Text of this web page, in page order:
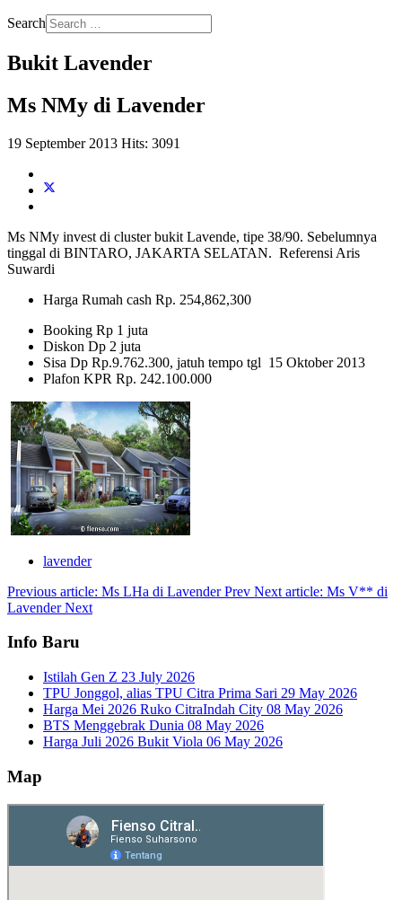
Search
Bukit Lavender
Ms NMy di Lavender
19 September 2013 Hits: 3091
Ms NMy invest di cluster bukit Lavende, tipe 38/90. Sebelumnya
tinggal di BINTARO, JAKARTA SELATAN. Referensi Aris
Suwardi
Harga Rumah cash Rp. 254,862,300
Booking Rp 1 juta
Diskon Dp 2 juta
Sisa Dp Rp.9.762.300, jatuh tempo tgl 15 Oktober 2013
Plafon KPR Rp. 242.100.000
lavender
Previous article: Ms LHa di LavenderPrev Next article: Ms V** di
LavenderNext
Info Baru
Istilah Gen Z 23 July 2026
TPU Jonggol, alias TPU Citra Prima Sari 29 May 2026
Harga Mei 2026 Ruko CitraIndah City 08 May 2026
BTS Menggebrak Dunia 08 May 2026
Harga Juli 2026 Bukit Viola 06 May 2026
Map